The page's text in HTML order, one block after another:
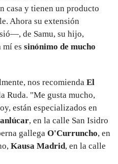
casa y tienen un producto
Ahora su extensión
de Samu, su hijo,
mí es sinónimo de mucho
nos recomienda El
Ruda. "Me gusta mucho,
están especializados en
, en la calle San Isidro
gallega O'Curruncho, en
Kausa Madrid, en la calle